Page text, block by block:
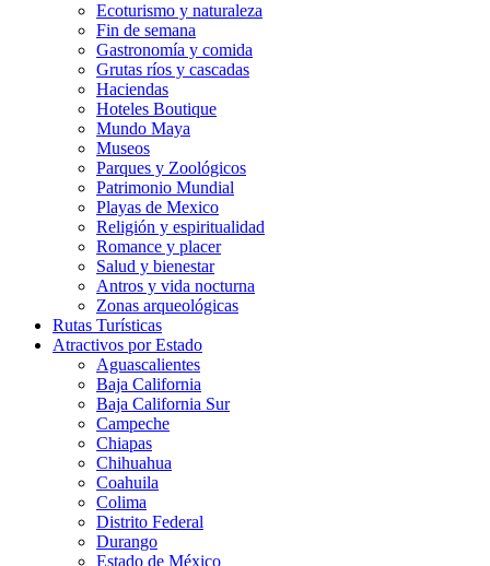
Ecoturismo y naturaleza
Fin de semana
Gastronomía y comida
Grutas ríos y cascadas
Haciendas
Hoteles Boutique
Mundo Maya
Museos
Parques y Zoológicos
Patrimonio Mundial
Playas de Mexico
Religión y espiritualidad
Romance y placer
Salud y bienestar
Antros y vida nocturna
Zonas arqueológicas
Rutas Turísticas
Atractivos por Estado
Aguascalientes
Baja California
Baja California Sur
Campeche
Chiapas
Chihuahua
Coahuila
Colima
Distrito Federal
Durango
Estado de México